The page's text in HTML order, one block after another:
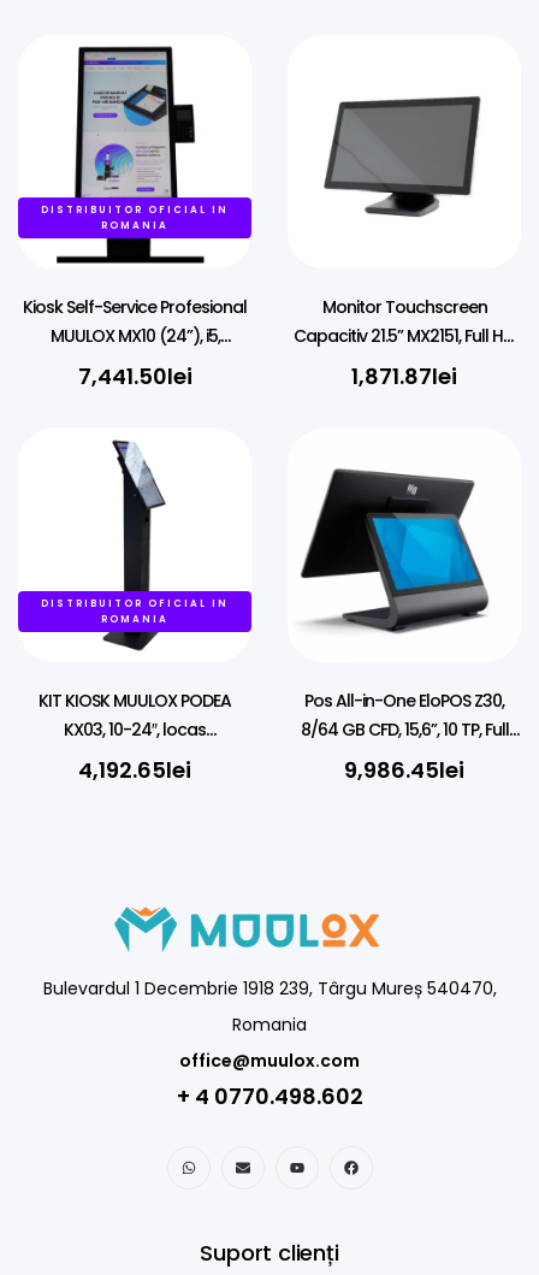
DISTRIBUITOR OFICIAL IN
ROMANIA
Kiosk Self-Service Profesional
MUULOX MX10 (24”), i5,
8/256GB, Tejghea
7,441.50lei
Monitor Touchscreen
Capacitiv 21.5” MX2151, Full HD,
True Flat
1,871.87lei
DISTRIBUITOR OFICIAL IN
ROMANIA
KIT KIOSK MUULOX PODEA
KX03, 10-24″, locas
Imprimanta si Scanner
4,192.65lei
Pos All-in-One EloPOS Z30,
8/64 GB CFD, 15,6”, 10 TP, Full
HD, BT, Ethernet, Wi-Fi, Android,
9,986.45lei
Bulevardul 1 Decembrie 1918 239, Târgu Mureș 540470,
Romania
office@muulox.com
+ 4 0770.498.602
Suport clienți